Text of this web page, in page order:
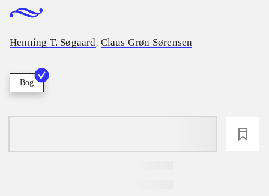
Henning T. Søgaard Claus Grøn Sørensen
Bog